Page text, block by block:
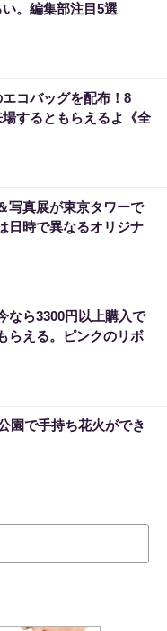
。編集部注目5選
コバッグを配布！8
するともらえるよ《全
写真展が東京タワーで
日時で異なるオリジナ
なら3300円以上購入で
らえる。ピンクのリボ
園で手持ち花火ができ